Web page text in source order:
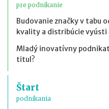
pre podnikanie
Budovanie značky v tabu
kvality a distribúcie vyústi
Mladý inovatívny
titul?
Štart
podnikania